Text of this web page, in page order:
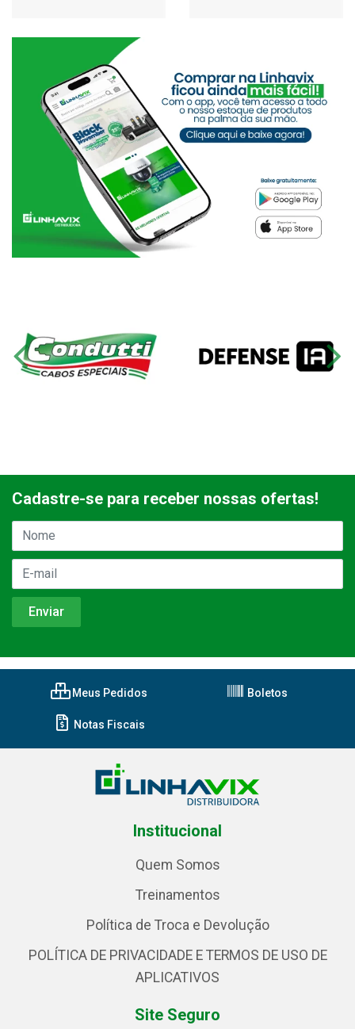
Cadastre-se para receber nossas ofertas!
Meus Pedidos Boletos
Notas Fiscais
Institucional
Quem Somos
Treinamentos
Política de Troca e Devolução
POLÍTICA DE PRIVACIDADE E TERMOS DE USO DE
APLICATIVOS
Site Seguro